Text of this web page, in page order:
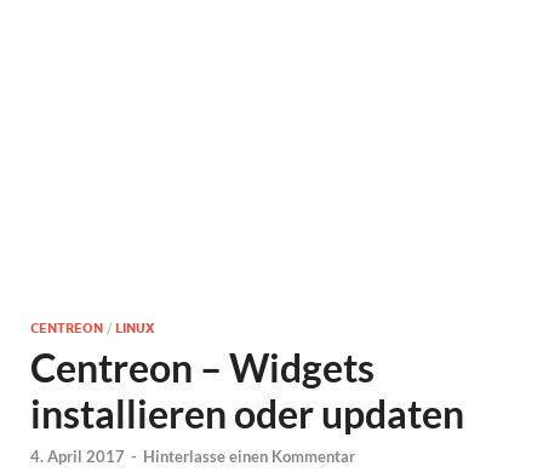
CENTREON / LINUX
Centreon – Widgets
installieren oder updaten
4. April 2017 - Hinterlasse einen Kommentar